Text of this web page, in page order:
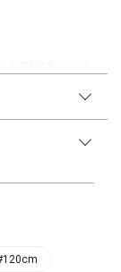
だけます◎